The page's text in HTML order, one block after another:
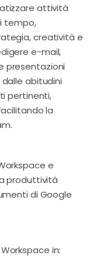
attività
tempo,
creatività e
e-mail,
presentazioni
abitudini
pertinenti,
la
e
produttività
di Google
in: